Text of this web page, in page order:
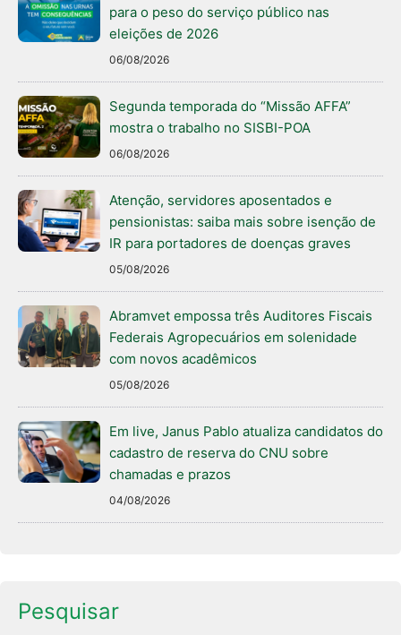
para o peso do serviço público nas
eleições de 2026
06/08/2026
Segunda temporada do “Missão AFFA”
mostra o trabalho no SISBI-POA
06/08/2026
Atenção, servidores aposentados e
pensionistas: saiba mais sobre isenção de
IR para portadores de doenças graves
05/08/2026
Abramvet empossa três Auditores Fiscais
Federais Agropecuários em solenidade
com novos acadêmicos
05/08/2026
Em live, Janus Pablo atualiza candidatos do
cadastro de reserva do CNU sobre
chamadas e prazos
04/08/2026
Pesquisar